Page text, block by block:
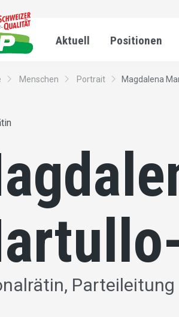
Aktuell Positionen
Menschen Portrait Magdalena
Parteileitung